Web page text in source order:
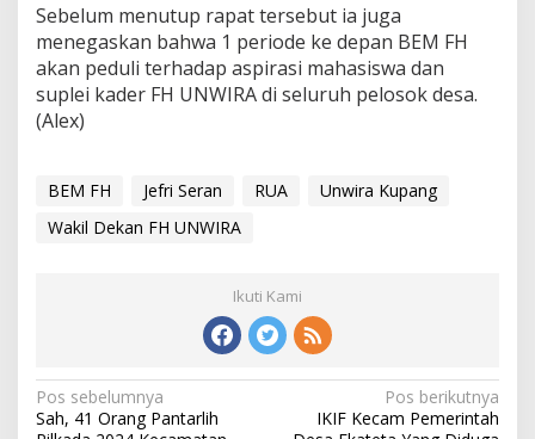
Sebelum menutup rapat tersebut ia juga
menegaskan bahwa 1 periode ke depan BEM FH
akan peduli terhadap aspirasi mahasiswa dan
suplei kader FH UNWIRA di seluruh pelosok desa.
(Alex)
BEM FH Jefri Seran RUA
Unwira Kupang
Wakil Dekan FH UNWIRA
Ikuti Kami
N
a
Pos sebelumnya
Sah, 41 Orang Pantarlih
Pos berikutnya
IKIF Kecam Pemerintah